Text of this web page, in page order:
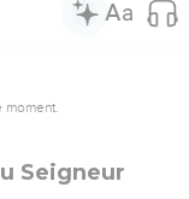
Seigneur